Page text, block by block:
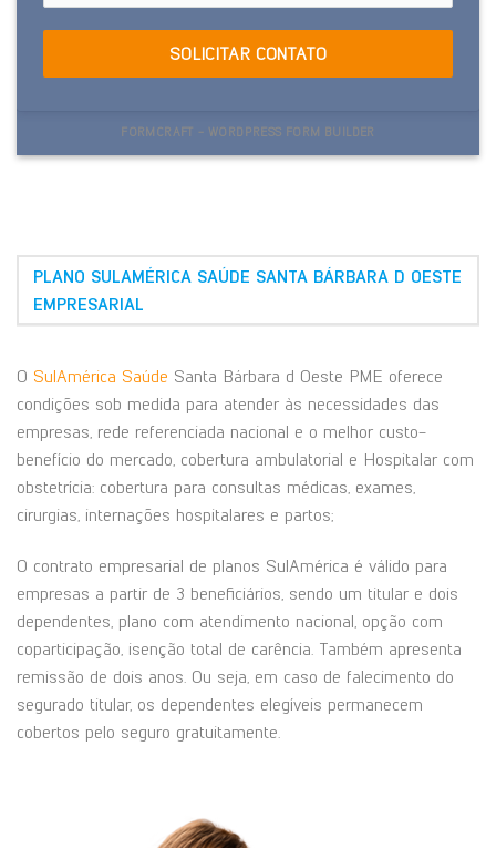
SOLICITAR CONTATO
FORMCRAFT - WORDPRESS FORM BUILDER
PLANO SULAMÉRICA SAÚDE SANTA BÁRBARA D OESTE
EMPRESARIAL
O SulAmérica Saúde Santa Bárbara d Oeste PME oferece
condições sob medida para atender às necessidades das
empresas, rede referenciada nacional e o melhor custo-
benefício do mercado, cobertura ambulatorial e Hospitalar com
obstetrícia: cobertura para consultas médicas, exames,
cirurgias, internações hospitalares e partos;
O contrato empresarial de planos SulAmérica é válido para
empresas a partir de 3 beneficiários, sendo um titular e dois
dependentes, plano com atendimento nacional, opção com
coparticipação, isenção total de carência. Também apresenta
remissão de dois anos. Ou seja, em caso de falecimento do
segurado titular, os dependentes elegíveis permanecem
cobertos pelo seguro gratuitamente.